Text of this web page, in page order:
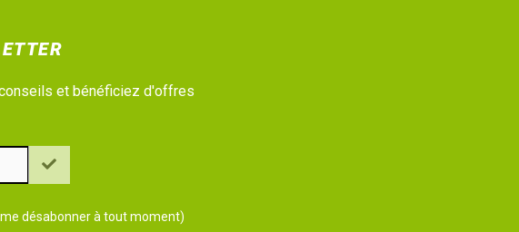
et bénéficiez d'offres
désabonner à tout moment)